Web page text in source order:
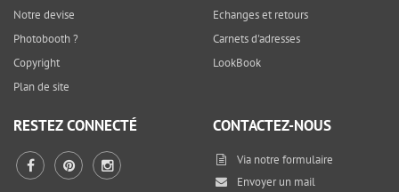
Notre devise
Photobooth ?
Copyright
Plan de site
Echanges et retours
Carnets d'adresses
LookBook
RESTEZ CONNECTÉ CONTACTEZ-NOUS
Via notre formulaire
Envoyer un mail